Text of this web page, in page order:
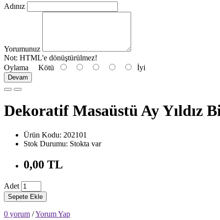
Adınız
Yorumunuz
Not: HTML'e dönüştürülmez!
Oylama Kötü İyi
Devam
Dekoratif Masaüstü Ay Yıldız
Ürün Kodu: 202101
Stok Durumu: Stokta var
0,00 TL
Adet
Sepete Ekle
0 yorum /Yorum Yap